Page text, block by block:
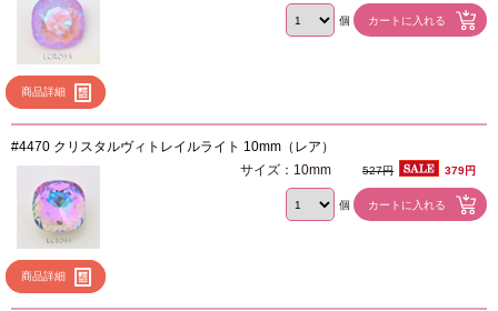
商品詳細
個
#4470 クリスタルヴィトレイルライト 10mm（レア）
商品詳細
サイズ：10mm 527円 379円
個